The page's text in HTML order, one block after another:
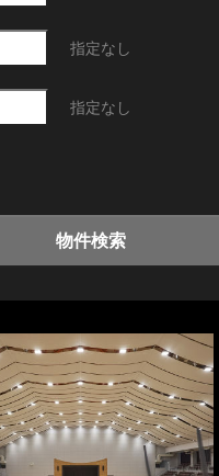
指定なし
指定なし
物件検索